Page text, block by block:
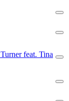
feat. Tina